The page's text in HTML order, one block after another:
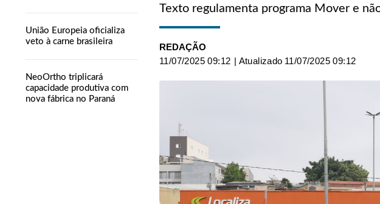
União Europeia oficializa
veto à carne brasileira
NeoOrtho triplicará
capacidade produtiva com
nova fábrica no Paraná
Texto regulamenta programa Mover e
REDAÇÃO
11/07/2025 09:12 | Atualizado 11/07/2025 09:12